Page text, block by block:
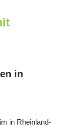
in
in Rheinland-